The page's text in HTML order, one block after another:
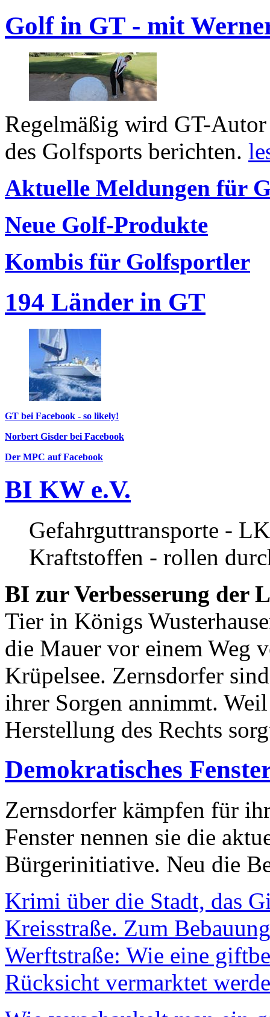
Golf in GT - mit
Regelmäßig wird GT-
des Golfsports berichten.
Aktuelle Meldungen für
Neue Golf-Produkte
Kombis für Golfsportler
194 Länder in GT
GT bei Facebook - so likely!
Norbert Gisder bei Facebook
Der MPC auf Facebook
BI KW e.V.
Gefahrguttransporte -
Kraftstoffen - rollen
BI zur Verbesserung der
Tier in Königs
die Mauer vor einem Weg
Krüpelsee. Zernsdorfer
ihrer Sorgen annimmt.
Herstellung des Rechts
Demokratisches
Zernsdorfer kämpfen für
Fenster nennen sie die
Bürgerinitiative. Neu die
Krimi über die Stadt, das
Kreisstraße. Zum
Werftstraße: Wie eine
Rücksicht vermarktet